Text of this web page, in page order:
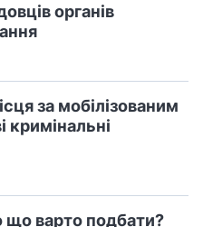
органів
за мобілізованим
кримінальні
що варто подбати?